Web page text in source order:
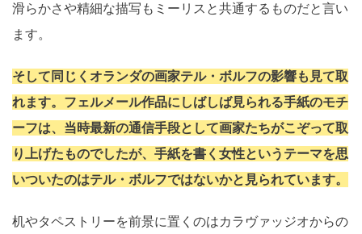
滑らかさや精細な描写もミーリスと共通するものだと言い
ます。
そして同じくオランダの画家テル・ボルフの影響も見て取
れます。フェルメール作品にしばしば見られる手紙のモチ
ーフは、当時最新の通信手段として画家たちがこぞって取
り上げたものでしたが、手紙を書く女性というテーマを思
いついたのはテル・ボルフではないかと見られています。
机やタペストリーを前景に置くのはカラヴァッジオからの